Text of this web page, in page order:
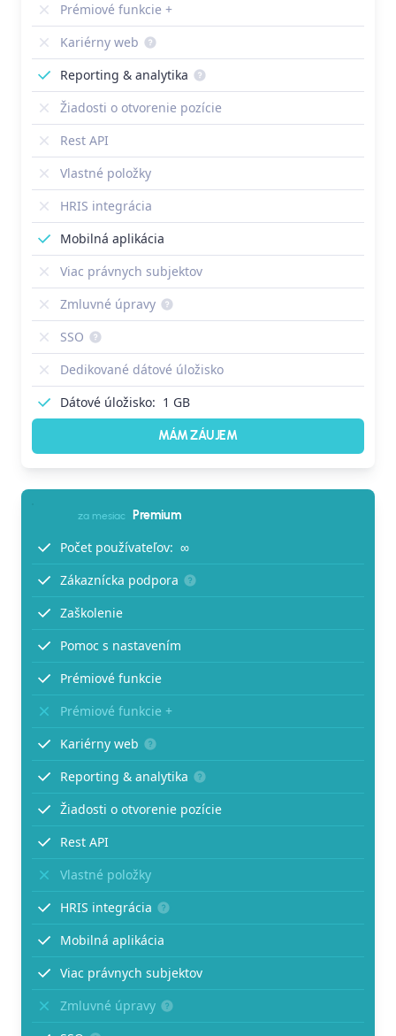
Prémiové funkcie +
Kariérny web
Reporting & analytika
Žiadosti o otvorenie pozície
Rest API
Vlastné položky
HRIS integrácia
Mobilná aplikácia
Viac právnych subjektov
Zmluvné úpravy
SSO
Dedikované dátové úložisko
Dátové úložisko: 1 GB
MÁM ZÁUJEM
za mesiac Premium
Počet používateľov: ∞
Zákaznícka podpora
Zaškolenie
Pomoc s nastavením
Prémiové funkcie
Prémiové funkcie +
Kariérny web
Reporting & analytika
Žiadosti o otvorenie pozície
Rest API
Vlastné položky
HRIS integrácia
Mobilná aplikácia
Viac právnych subjektov
Zmluvné úpravy